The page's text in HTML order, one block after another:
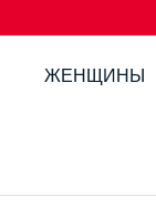
ЖЕНЩИНЫ